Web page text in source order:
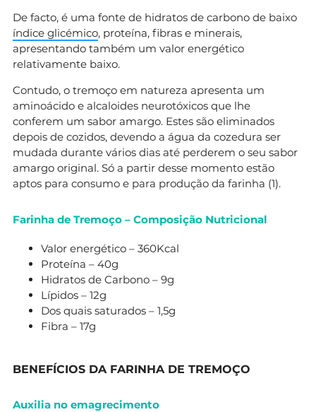
De facto, é uma fonte de hidratos de carbono de baixo
índice glicémico, proteína, fibras e minerais,
apresentando também um valor energético
relativamente baixo.
Contudo, o tremoço em natureza apresenta um
aminoácido e alcaloides neurotóxicos que lhe
conferem um sabor amargo. Estes são eliminados
depois de cozidos, devendo a água da cozedura ser
mudada durante vários dias até perderem o seu sabor
amargo original. Só a partir desse momento estão
aptos para consumo e para produção da farinha (1).
Farinha de Tremoço – Composição Nutricional
Valor energético – 360Kcal
Proteína – 40g
Hidratos de Carbono – 9g
Lípidos – 12g
Dos quais saturados – 1,5g
Fibra – 17g
BENEFÍCIOS DA FARINHA DE TREMOÇO
Auxilia no emagrecimento